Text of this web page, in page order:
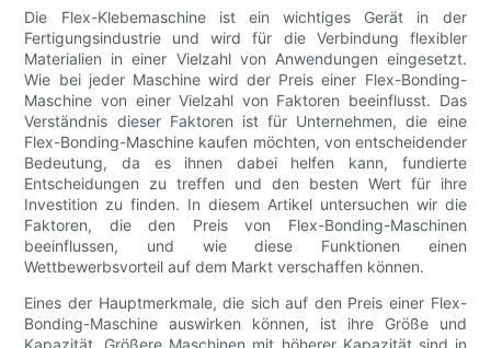
Die Flex-Klebemaschine ist ein wichtiges Gerät in der
Fertigungsindustrie und wird für die Verbindung flexibler
Materialien in einer Vielzahl von Anwendungen eingesetzt.
Wie bei jeder Maschine wird der Preis einer Flex-Bonding-
Maschine von einer Vielzahl von Faktoren beeinflusst. Das
Verständnis dieser Faktoren ist für Unternehmen, die eine
Flex-Bonding-Maschine kaufen möchten, von entscheidender
Bedeutung, da es ihnen dabei helfen kann, fundierte
Entscheidungen zu treffen und den besten Wert für ihre
Investition zu finden. In diesem Artikel untersuchen wir die
Faktoren, die den Preis von Flex-Bonding-Maschinen
beeinflussen, und wie diese Funktionen einen
Wettbewerbsvorteil auf dem Markt verschaffen können.
Eines der Hauptmerkmale, die sich auf den Preis einer Flex-
Bonding-Maschine auswirken können, ist ihre Größe und
Kapazität. Größere Maschinen mit höherer Kapazität sind in